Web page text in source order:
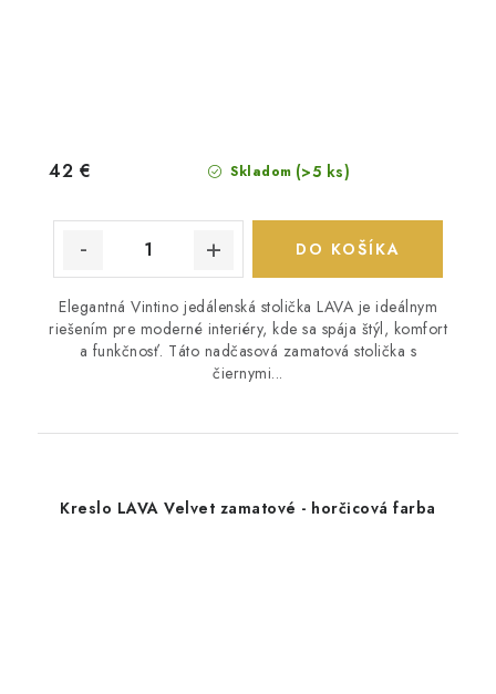
Skladom (>5 ks)
42 €
DO KOŠÍKA
Elegantná Vintino jedálenská stolička LAVA je ideálnym
riešením pre moderné interiéry, kde sa spája štýl, komfort
a funkčnosť. Táto nadčasová zamatová stolička s
čiernymi...
Kreslo LAVA Velvet zamatové - horčicová farba